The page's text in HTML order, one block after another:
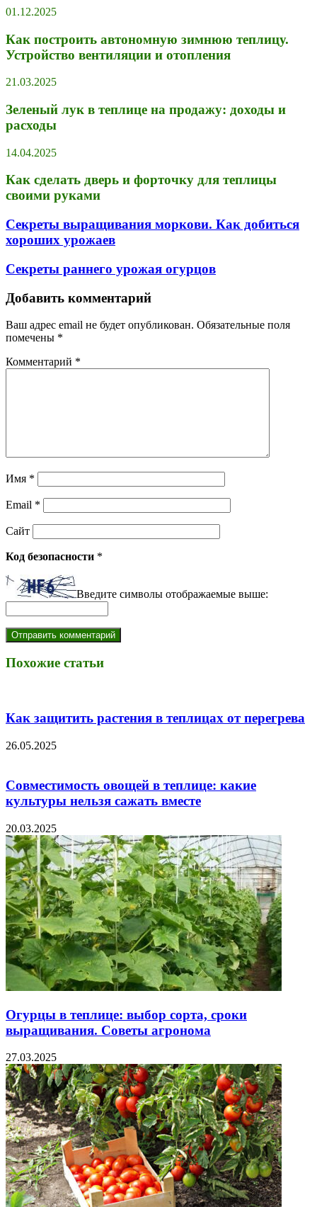
01.12.2025
Как построить автономную зимнюю теплицу.
Устройство вентиляции и отопления
21.03.2025
Зеленый лук в теплице на продажу: доходы и
расходы
14.04.2025
Как сделать дверь и форточку для теплицы
своими руками
Секреты выращивания моркови. Как добиться
хороших урожаев
Секреты раннего урожая огурцов
Добавить комментарий
Ваш адрес email не будет опубликован. Обязательные поля
помечены *
Комментарий *
Имя *
Email *
Сайт
Код безопасности *
Введите символы отображаемые выше:
Похожие статьи
Как защитить растения в теплицах от перегрева
26.05.2025
Совместимость овощей в теплице: какие
культуры нельзя сажать вместе
20.03.2025
Огурцы в теплице: выбор сорта, сроки
выращивания. Советы агронома
27.03.2025